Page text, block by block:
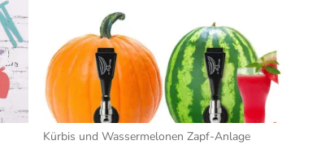
Kürbis und Wassermelonen Zapf-Anlage